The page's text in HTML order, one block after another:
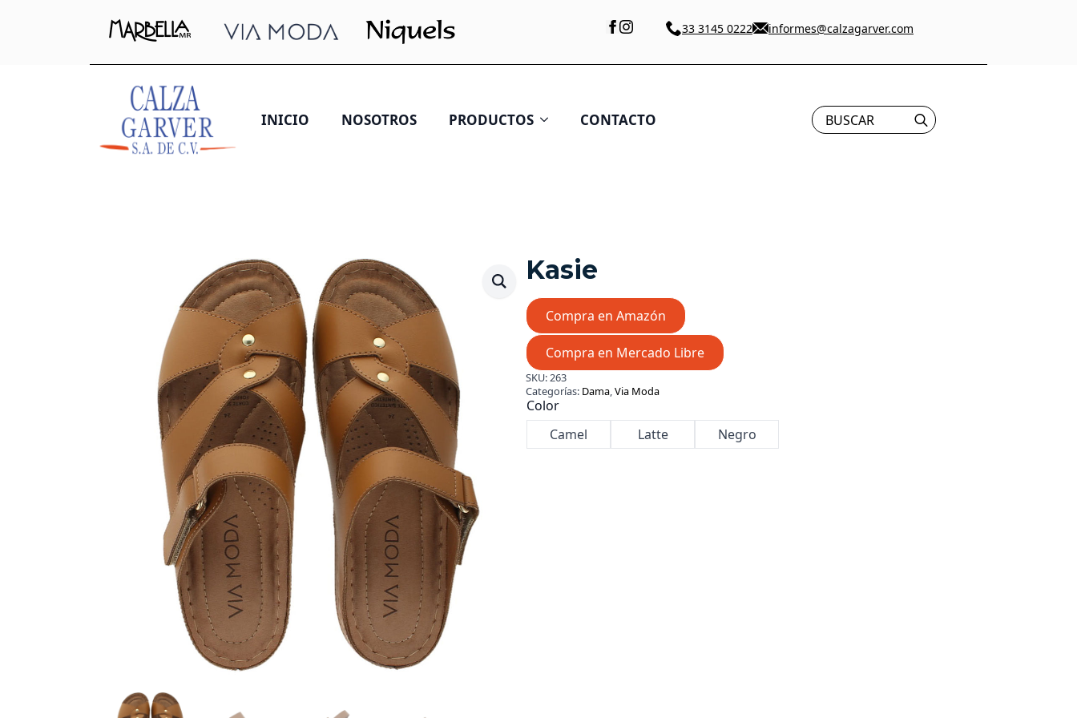
33 3145 0222 informes@calzagarver.com
INICIO NOSOTROS PRODUCTOS CONTACTO
Search
for:
Kasie
Compra en Amazón
Compra en Mercado Libre
SKU:263
Categorías: Dama,Via Moda
Color
Camel
Latte Negro